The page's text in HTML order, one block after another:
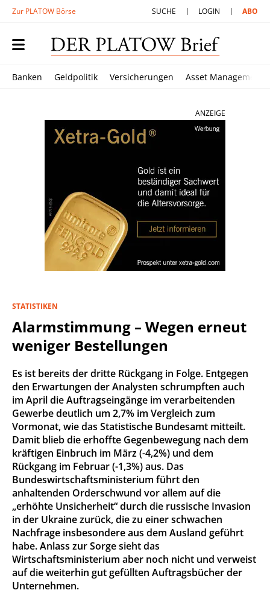
Zur PLATOW Börse SUCHE LOGIN ABO
Banken Geldpolitik Versicherungen Asset Management
ANZEIGE
STATISTIKEN
Alarmstimmung – Wegen erneut
weniger Bestellungen
Es ist bereits der dritte Rückgang in Folge. Entgegen
den Erwartungen der Analysten schrumpften auch
im April die Auftragseingänge im verarbeitenden
Gewerbe deutlich um 2,7% im Vergleich zum
Vormonat, wie das Statistische Bundesamt mitteilt.
Damit blieb die erhoffte Gegenbewegung nach dem
kräftigen Einbruch im März (-4,2%) und dem
Rückgang im Februar (-1,3%) aus. Das
Bundeswirtschaftsministerium führt den
anhaltenden Orderschwund vor allem auf die
„erhöhte Unsicherheit“ durch die russische Invasion
in der Ukraine zurück, die zu einer schwachen
Nachfrage insbesondere aus dem Ausland geführt
habe. Anlass zur Sorge sieht das
Wirtschaftsministerium aber noch nicht und verweist
auf die weiterhin gut gefüllten Auftragsbücher der
Unternehmen.